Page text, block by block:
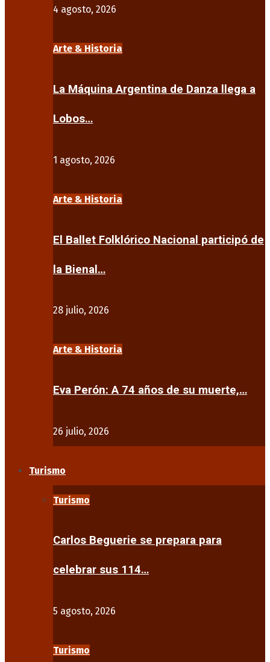
4 agosto, 2026
Arte & Historia
La Máquina Argentina de Danza llega a
Lobos…
1 agosto, 2026
Arte & Historia
El Ballet Folklórico Nacional participó de
la Bienal…
28 julio, 2026
Arte & Historia
Eva Perón: A 74 años de su muerte,…
26 julio, 2026
Turismo
Turismo
Carlos Beguerie se prepara para
celebrar sus 114…
5 agosto, 2026
Turismo